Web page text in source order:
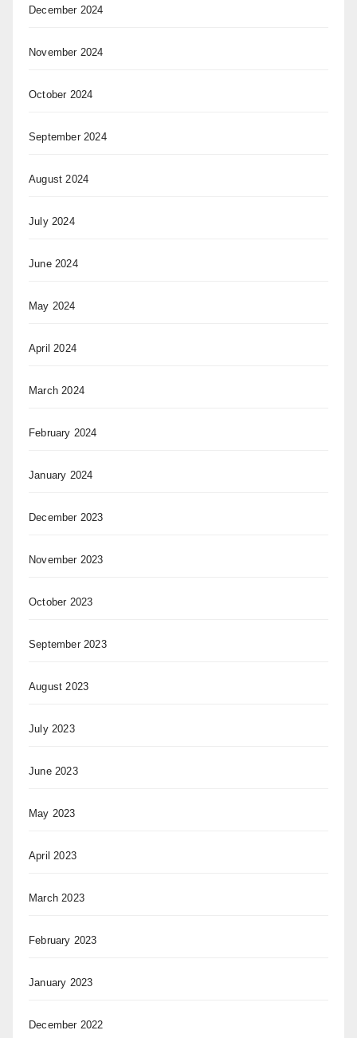
December 2024
November 2024
October 2024
September 2024
August 2024
July 2024
June 2024
May 2024
April 2024
March 2024
February 2024
January 2024
December 2023
November 2023
October 2023
September 2023
August 2023
July 2023
June 2023
May 2023
April 2023
March 2023
February 2023
January 2023
December 2022